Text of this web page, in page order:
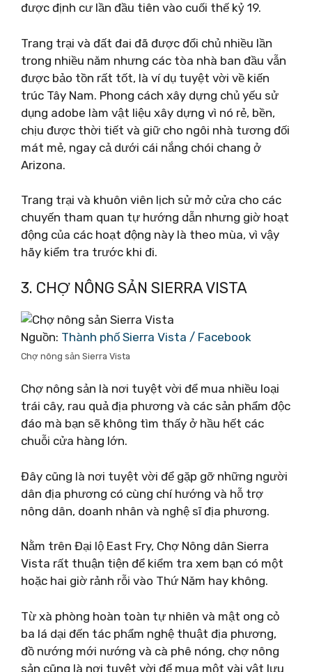
được định cư lần đầu tiên vào cuối thế kỷ 19.
Trang trại và đất đai đã được đổi chủ nhiều lần
trong nhiều năm nhưng các tòa nhà ban đầu vẫn
được bảo tồn rất tốt, là ví dụ tuyệt vời về kiến ​​
trúc Tây Nam. Phong cách xây dựng chủ yếu sử
dụng adobe làm vật liệu xây dựng vì nó rẻ, bền,
chịu được thời tiết và giữ cho ngôi nhà tương đối
mát mẻ, ngay cả dưới cái nắng chói chang ở
Arizona.
Trang trại và khuôn viên lịch sử mở cửa cho các
chuyến tham quan tự hướng dẫn nhưng giờ hoạt
động của các hoạt động này là theo mùa, vì vậy
hãy kiểm tra trước khi đi.
3. CHỢ NÔNG SẢN SIERRA VISTA
Nguồn: Thành phố Sierra Vista / Facebook
Chợ nông sản Sierra Vista
Chợ nông sản là nơi tuyệt vời để mua nhiều loại
trái cây, rau quả địa phương và các sản phẩm độc
đáo mà bạn sẽ không tìm thấy ở hầu hết các
chuỗi cửa hàng lớn.
Đây cũng là nơi tuyệt vời để gặp gỡ những người
dân địa phương có cùng chí hướng và hỗ trợ
nông dân, doanh nhân và nghệ sĩ địa phương.
Nằm trên Đại lộ East Fry, Chợ Nông dân Sierra
Vista rất thuận tiện để kiểm tra xem bạn có một
hoặc hai giờ rảnh rỗi vào Thứ Năm hay không.
Từ xà phòng hoàn toàn tự nhiên và mật ong cỏ
ba lá dại đến tác phẩm nghệ thuật địa phương,
đồ nướng mới nướng và cà phê nóng, chợ nông
sản cũng là nơi tuyệt vời để mua một vài vật lưu